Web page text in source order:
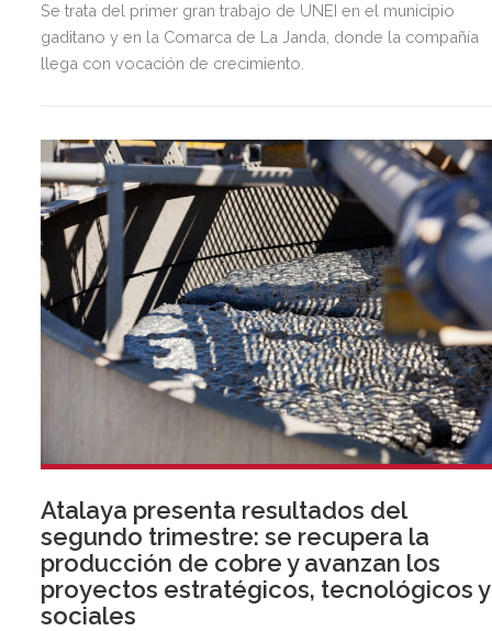
Se trata del primer gran trabajo de UNEI en el municipio
gaditano y en la Comarca de La Janda, donde la compañía
llega con vocación de crecimiento.
Atalaya presenta resultados del
segundo trimestre: se recupera la
producción de cobre y avanzan los
proyectos estratégicos, tecnológicos y
sociales